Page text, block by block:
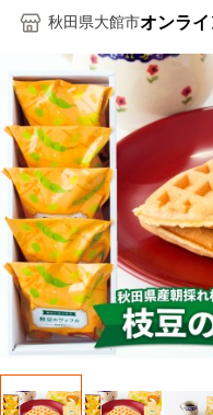
秋田県大館市オンラ